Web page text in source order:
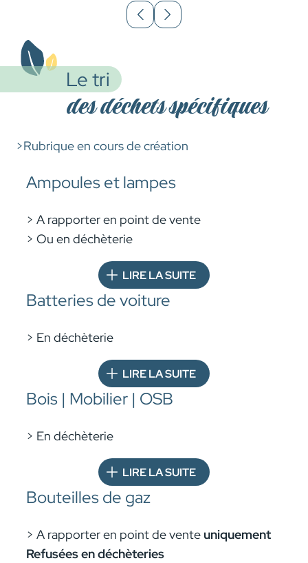
Le tri
des déchets spécifiques
>Rubrique en cours de création
Ampoules et lampes
> A rapporter en point de vente
> Ou en déchèterie
LIRE LA SUITE
Batteries de voiture
> En déchèterie
LIRE LA SUITE
Bois | Mobilier | OSB
> En déchèterie
LIRE LA SUITE
Bouteilles de gaz
> A rapporter en point de vente uniquement
Refusées en déchèteries